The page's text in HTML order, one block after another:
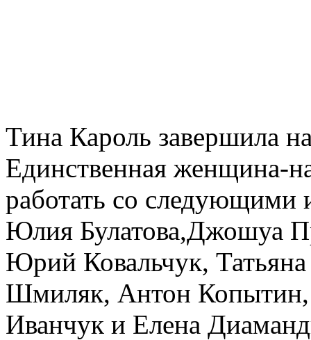
Тина Кароль завершила
Единственная женщина-
работать со
Юлия Булатова,Джошуа
Юрий Ковальчук,
Шмиляк, Антон Копытин,
Иванчук и Елена